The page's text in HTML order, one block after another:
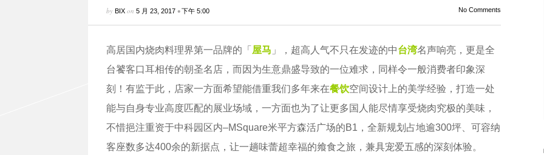
by BIXon 5 月 23, 2017•下午 5:00 No Comments
高居国内烧肉料理界第一品牌的「 屋马 」，超高人气不只在发迹的中台湾名声响亮，更是全
台饕客口耳相传的朝圣名店，而因为生意鼎盛导致的一位难求，同样令一般消费者印象深
刻！有监于此，店家一方面希望能借重我们多年来在餐饮空间设计上的美学经验，打造一处
能与自身专业高度匹配的展业场域，一方面也为了让更多国人能尽情享受烧肉究极的美味，
不惜挹注重资于中科园区内–MSquare米平方森活广场的B1，全新规划占地逾300坪、可容纳
客座数多达400余的新据点，让一趟味蕾超幸福的飨食之旅，兼具宠爱五感的深刻体验。